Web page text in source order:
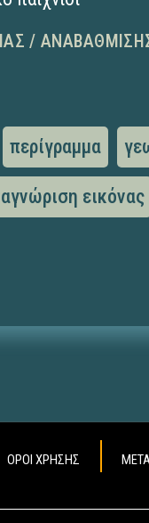
/
περίγραμμα
εικόνας
ΟΡΟΙ ΧΡΗΣΗΣ